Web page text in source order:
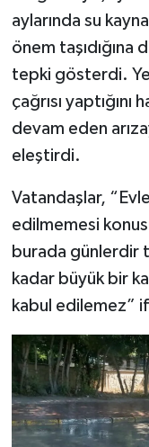
aylarında su
önem
tepki gösterdi.
çağrısı
devam eden
eleştirdi.
Vatandaşlar,
edilmemesi
burada günlerdir
kadar büyük bir
kabul edilemez”